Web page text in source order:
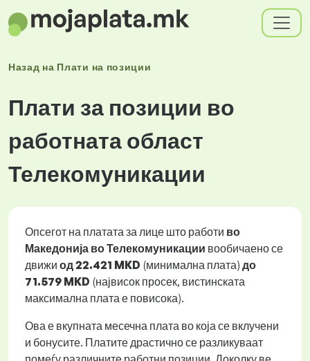
Назад на Плати на позиции
Плати за позиции во
работната област
Телекомуникации
Опсегот на платата за лице што работи во
Македонија во Телекомуникации вообичаено се
движи од22.421 MKD (минимална плата) до
71.579 MKD (највисок просек, вистинската
максимална плата е повисока).
Ова е вкупната месечна плата во која се вклучени
и бонусите. Платите драстично се разликуваат